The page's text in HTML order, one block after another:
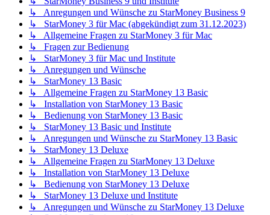
↳ Anregungen und Wünsche zu StarMoney Business 9
↳ StarMoney 3 für Mac (abgekündigt zum 31.12.2023)
↳ Allgemeine Fragen zu StarMoney 3 für Mac
↳ Fragen zur Bedienung
↳ StarMoney 3 für Mac und Institute
↳ Anregungen und Wünsche
↳ StarMoney 13 Basic
↳ Allgemeine Fragen zu StarMoney 13 Basic
↳ Installation von StarMoney 13 Basic
↳ Bedienung von StarMoney 13 Basic
↳ StarMoney 13 Basic und Institute
↳ Anregungen und Wünsche zu StarMoney 13 Basic
↳ StarMoney 13 Deluxe
↳ Allgemeine Fragen zu StarMoney 13 Deluxe
↳ Installation von StarMoney 13 Deluxe
↳ Bedienung von StarMoney 13 Deluxe
↳ StarMoney 13 Deluxe und Institute
↳ Anregungen und Wünsche zu StarMoney 13 Deluxe